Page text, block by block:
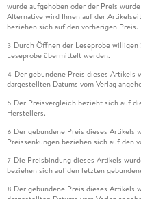
wurde aufgehoben oder der Preis
Alternative wird Ihnen auf der
beziehen sich auf den vorherigen Preis.
3 Durch Öffnen der Leseprobe willigen
Leseprobe übermittelt werden.
4 Der gebundene Preis dieses Artikels
dargestellten Datums vom Verlag
5 Der Preisvergleich bezieht sich auf
Herstellers.
6 Der gebundene Preis dieses Artikels
Preissenkungen beziehen sich auf den
7 Die Preisbindung dieses Artikels
beziehen sich auf den letzten
8 Der gebundene Preis dieses Artikels